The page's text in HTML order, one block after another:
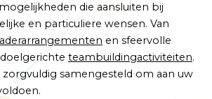
die aansluiten bij
en particuliere wensen. Van
en sfeervolle
teambuildingactiviteiten.
samengesteld om aan uw